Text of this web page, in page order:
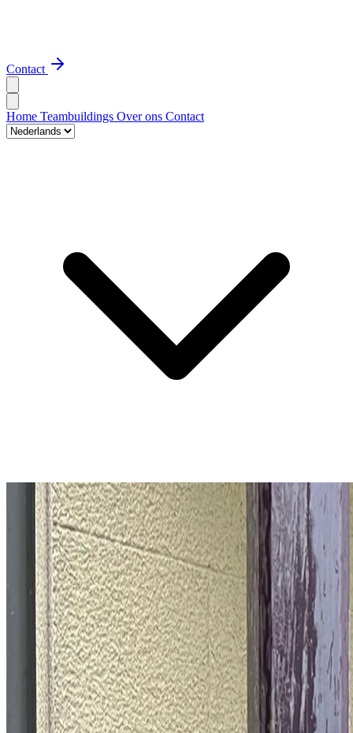
Contact
Home Teambuildings Over ons Contact